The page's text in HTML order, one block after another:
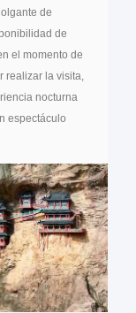
de
de
el momento de
realizar la visita,
nocturna
espectáculo